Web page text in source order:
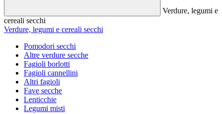
Verdure, legumi e
cereali secchi
Verdure, legumi e cereali secchi
Pomodori secchi
Altre verdure secche
Fagioli borlotti
Fagioli cannellini
Altri fagioli
Fave secche
Lenticchie
Legumi misti